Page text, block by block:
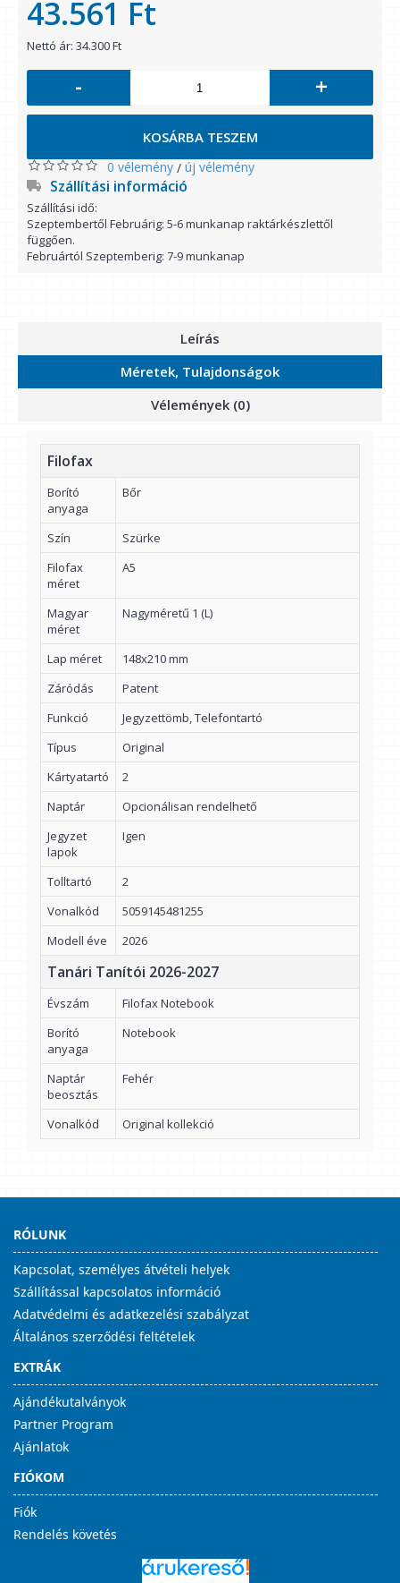
43.561 Ft
Nettó ár: 34.300 Ft
- +
KOSÁRBA TESZEM
0 vélemény / új vélemény
Szállítási információ
Szállítási idő:
Szeptembertől Februárig: 5-6 munkanap raktárkészlettől
függően.
Februártól Szeptemberig: 7-9 munkanap
Leírás
Méretek, Tulajdonságok
Vélemények (0)
Filofax
Borító
anyaga
Bőr
Szín
Szürke
Filofax
méret
A5
Magyar
méret
Nagyméretű 1 (L)
Lap méret
148x210 mm
Záródás
Patent
Funkció
Jegyzettömb, Telefontartó
Típus
Original
Kártyatartó
2
Naptár
Opcionálisan rendelhető
Jegyzet
lapok
Igen
Tolltartó
2
Vonalkód
5059145481255
Modell éve
2026
Tanári Tanítói 2026-2027
Évszám
Filofax Notebook
Borító
anyaga
Notebook
Naptár
beosztás
Fehér
Vonalkód Original kollekció
RÓLUNK
Kapcsolat, személyes átvételi helyek
Szállítással kapcsolatos információ
Adatvédelmi és adatkezelési szabályzat
Általános szerződési feltételek
EXTRÁK
Ajándékutalványok
Partner Program
Ajánlatok
FIÓKOM
Fiók
Rendelés követés